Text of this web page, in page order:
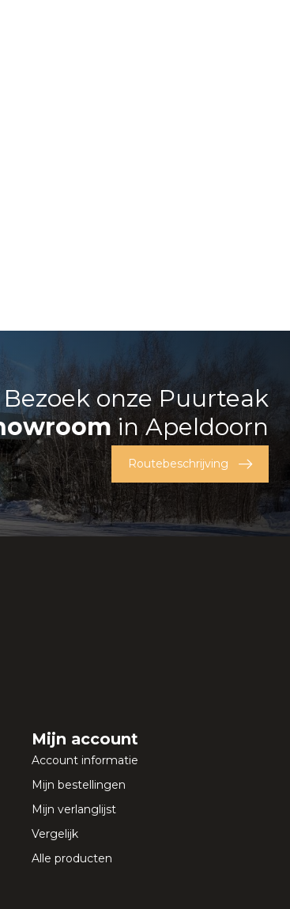
Bezoek onze Puurteak
in Apeldoorn
Routebeschrijving
Mijn account
Account informatie
Mijn bestellingen
Mijn verlanglijst
Vergelijk
Alle producten